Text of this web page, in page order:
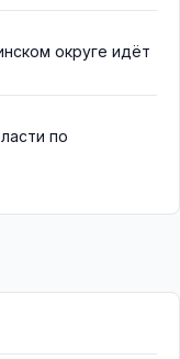
округе идёт
по